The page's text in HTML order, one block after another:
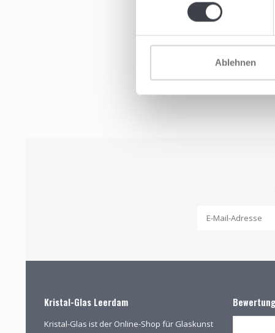
Ablehnen
Kristal-Glas Leerdam
Kristal-Glas ist der Online-Shop für Glaskunst